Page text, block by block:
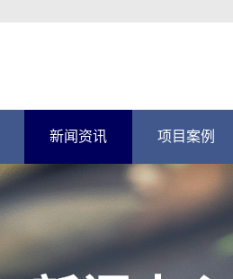
新闻资讯 项目案例